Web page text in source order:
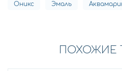
Оникс Эмаль
ПОХОЖИЕ